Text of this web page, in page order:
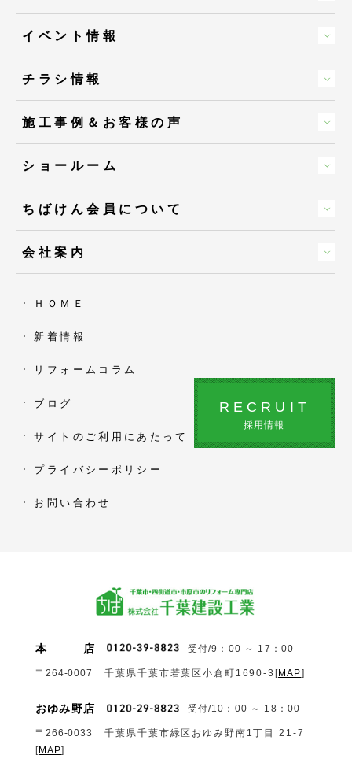
イベント情報
チラシ情報
施工事例＆お客様の声
ショールーム
ちばけん会員について
会社案内
ＨＯＭＥ
新着情報
リフォームコラム
ブログ
サイトのご利用にあたって
プライバシーポリシー
お問い合わせ
RECRUIT
採用情報
本 店 受付/9：00 ～ 17：00
〒264-0007 千葉県千葉市若葉区小倉町1690‐3 [MAP]
おゆみ野店 受付/10：00 ～ 18：00
〒266-0033
千葉県千葉市緑区おゆみ野南1丁目 21-7
[MAP]